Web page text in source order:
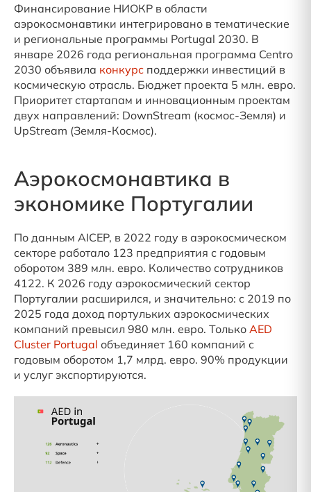
Финансирование НИОКР в области
аэрокосмонавтики интегрировано в тематические
и региональные программы Portugal 2030. В
январе 2026 года региональная программа Centro
2030 объявила конкурс поддержки инвестиций в
космическую отрасль. Бюджет проекта 5 млн. евро.
Приоритет стартапам и инновационным проектам
двух направлений: DownStream (космос-Земля) и
UpStream (Земля-Космос).
Аэрокосмонавтика в
экономике Португалии
По данным AICEP, в 2022 году в аэрокосмическом
секторе работало 123 предприятия с годовым
оборотом 389 млн. евро. Количество сотрудников
4122. К 2026 году аэрокосмический сектор
Португалии расширился, и значительно: с 2019 по
2025 года доход портульких аэрокосмических
компаний превысил 980 млн. евро. Только AED
Cluster Portugal объединяет 160 компаний с
годовым оборотом 1,7 млрд. евро. 90% продукции
и услуг экспортируются.